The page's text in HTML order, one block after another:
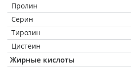
Пролин
Серин
Тирозин
Цистеин
Жирные кислоты